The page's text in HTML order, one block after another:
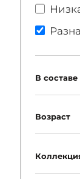
В составе
Возраст